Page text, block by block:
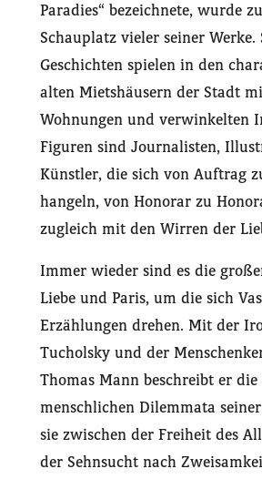
Paradies“ bezeichnete, wurde
Schauplatz vieler seiner Werke.
Geschichten spielen in den
alten Mietshäusern der Stadt
Wohnungen und verwinkelten
Figuren sind Journalisten,
Künstler, die sich von Auftrag
hangeln, von Honorar zu
zugleich mit den Wirren der
Immer wieder sind es die
Liebe und Paris, um die sich
Erzählungen drehen. Mit der
Tucholsky und der
Thomas Mann beschreibt er
menschlichen Dilemmata
sie zwischen der Freiheit des
der Sehnsucht nach